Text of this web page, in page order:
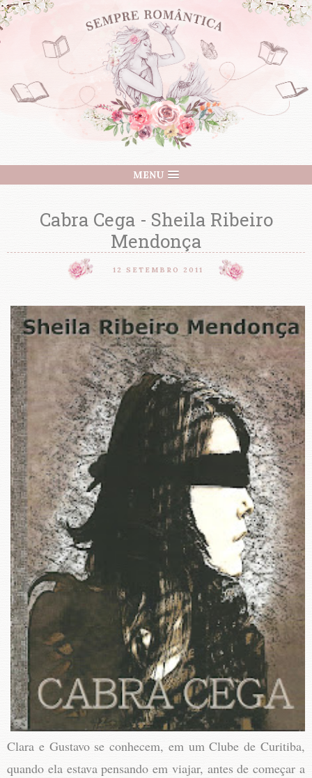
MENU
Cabra Cega - Sheila Ribeiro
Mendonça
12 SETEMBRO 2011
Clara e Gustavo se conhecem, em um Clube de Curitiba,
quando ela estava pensando em viajar, antes de começar a